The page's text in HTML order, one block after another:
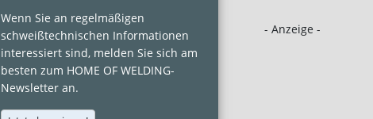
- Anzeige -
Wenn Sie an regelmäßigen
schweißtechnischen Informationen
interessiert sind, melden Sie sich am
besten zum HOME OF WELDING-
Newsletter an.